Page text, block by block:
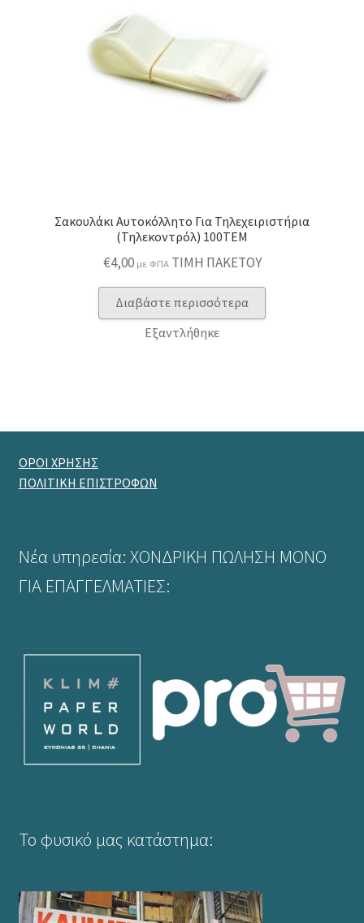
Σακουλάκι Αυτοκόλλητο Για Τηλεχειριστήρια
(Τηλεκοντρόλ) 100ΤΕΜ
€4,00 με ΦΠΑ ΤΙΜΗ ΠΑΚΕΤΟΥ
Διαβάστε περισσότερα
Εξαντλήθηκε
ΟΡΟΙ ΧΡΗΣΗΣ
ΠΟΛΙΤΙΚΗ ΕΠΙΣΤΡΟΦΩΝ
Νέα υπηρεσία: ΧΟΝΔΡΙΚΗ ΠΩΛΗΣΗ ΜΟΝΟ
ΓΙΑ ΕΠΑΓΓΕΛΜΑΤΙΕΣ:
Το φυσικό μας κατάστημα: